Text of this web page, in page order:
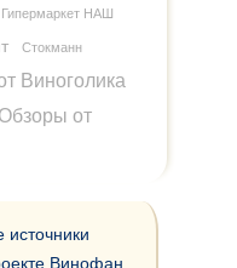
Гипермаркет НАШ
Стокманн
Виноголика
Обзоры от
источники
Винофан